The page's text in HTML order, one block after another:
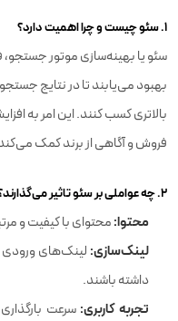
۱. سئو چیست و چرا اهمیت دارد؟
سئو یا بهینه‌سازی موتور
بهبود می‌یابند تا در نتایج
بالاتری کسب کنند. این امر به
فروش و آگاهی از برند کمک
۲. چه عواملی بر سئو تاثیر می‌گذارند؟
محتوا:محتوای با کیفیت و
لینک‌سازی: لینک‌های ورودی
داشته باشند.
تجربه کاربری: سرعت